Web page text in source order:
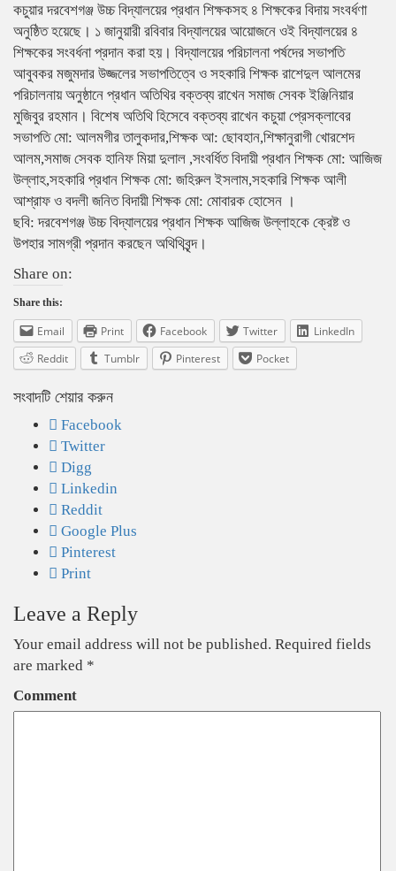
কচুয়ার দরবেশগঞ্জ উচ্চ বিদ্যালয়ের প্রধান শিক্ষকসহ ৪ শিক্ষকের বিদায় সংবর্ধণা
অনুষ্ঠিত হয়েছে। ১ জানুয়ারী রবিবার বিদ্যালয়ের আয়োজনে ওই বিদ্যালয়ের ৪
শিক্ষকের সংবর্ধনা প্রদান করা হয়। বিদ্যালয়ের পরিচালনা পর্ষদের সভাপতি
আবুবকর মজুমদার উজ্জলের সভাপতিত্বে ও সহকারি শিক্ষক রাশেদুল আলমের
পরিচালনায় অনুষ্ঠানে প্রধান অতিথির বক্তব্য রাখেন সমাজ সেবক ইঞ্জিনিয়ার
মুজিবুর রহমান। বিশেষ অতিথি হিসেবে বক্তব্য রাখেন কচুয়া প্রেসক্লাবের
সভাপতি মো: আলমগীর তালুকদার,শিক্ষক আ: ছোবহান,শিক্ষানুরাগী খোরশেদ
আলম,সমাজ সেবক হানিফ মিয়া দুলাল ,সংবর্ধিত বিদায়ী প্রধান শিক্ষক মো: আজিজ
উল্লাহ,সহকারি প্রধান শিক্ষক মো: জহিরুল ইসলাম,সহকারি শিক্ষক আলী
আশ্রাফ ও বদলী জনিত বিদায়ী শিক্ষক মো: মোবারক হোসেন ।
ছবি: দরবেশগঞ্জ উচ্চ বিদ্যালয়ের প্রধান শিক্ষক আজিজ উল্লাহকে ক্রেষ্ট ও
উপহার সামগ্রী প্রদান করছেন অথিথিবৃন্দ।
Share on:
Share this:
Email Print Facebook Twitter
LinkedIn
Reddit
Tumblr Pinterest Pocket
সংবাদটি শেয়ার করুন
Facebook
Twitter
Digg
Linkedin
Reddit
Google Plus
Pinterest
Print
Leave a Reply
Your email address will not be published. Required fields
are marked *
Comment